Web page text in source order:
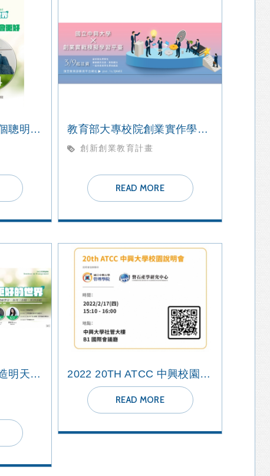
2022【管理講座】做個聰明的消費者 明天會更好 教育部大專校院創業實作學習平台 全國競賽
創新創業教育計畫
READ MORE
2022【管理講座】創造明天比今天更好的世界 2022 20TH ATCC 中興校園說明會
READ MORE